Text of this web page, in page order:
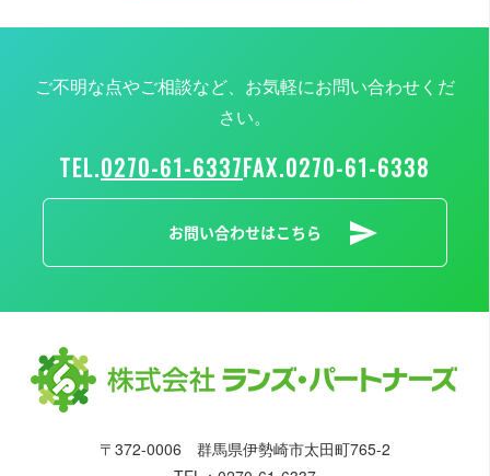
ご不明な点やご相談など、お気軽にお問い合わせくだ
さい。
TEL.0270-61-6337FAX.0270-61-6338
お問い合わせはこちら
〒372-0006 群馬県伊勢崎市太田町765-2